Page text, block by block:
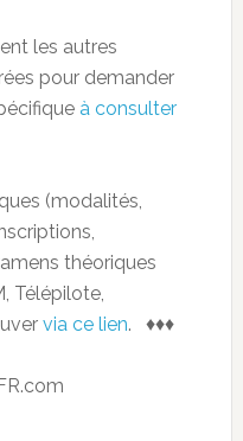
les autres
pour demander
à consulter
(modalités,
théoriques
Télépilote,
via ce lien. ♦♦♦